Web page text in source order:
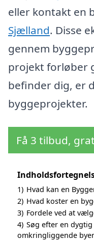
eller kontakt en
Sjælland. Disse
gennem
projekt forløber
befinder dig, er
byggeprojekter.
Få 3 tilbud,
1) Hvad kan en
2) Hvad koster en
3) Fordele ved at
4) Søg efter en
omkringliggende